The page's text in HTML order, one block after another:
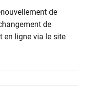
de
de
en ligne via le site